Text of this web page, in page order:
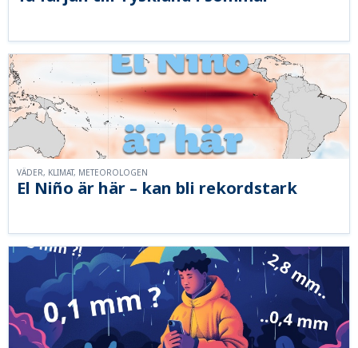
El Niño är här – kan bli rekordstark
VÄDER, KLIMAT, METEOROLOGEN